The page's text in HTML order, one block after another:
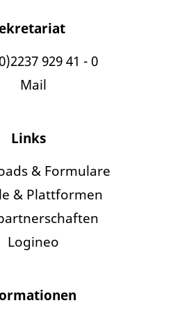
929 41 - 0
Mail
Links
& Formulare
& Plattformen
Logineo